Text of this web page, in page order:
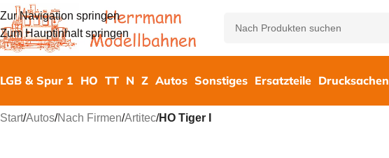
Zur Navigation springen
Zum Hauptinhalt springen
LGB & Spur 1 HO TT N Z Autos Sonstiges Ersatzteile Drucksachen
Start/Autos/Nach Firmen/Artitec/HO Tiger I